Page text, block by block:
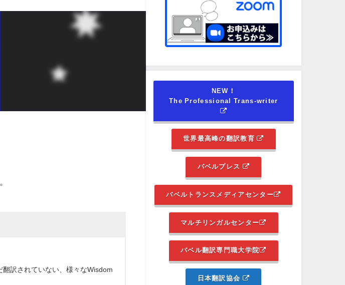
訳されていない、様々なWisdom
NEW！
The Professional Trans-writer
世界最高峰の翻訳教育
バベルプレス
バベルトランスメディアセンター
マルチリンガルセンター
バベル翻訳専門職大学院
日本翻訳協会